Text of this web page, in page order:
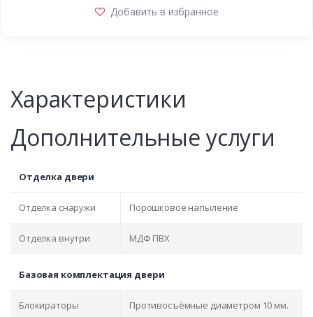
Добавить в избранное
Характеристики
Дополнительные услуги
Отделка двери
Отделка снаружи Порошковое напыление
Отделка внутри МДФ ПВХ
Базовая комплектация двери
Блокираторы Противосъёмные диаметром 10 мм.